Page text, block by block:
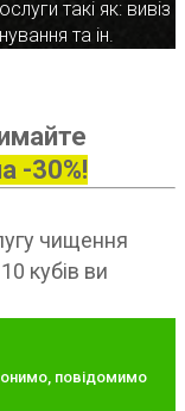
такі як: вивіз
та ін.
-30%!
чищення
кубів ви
повідомимо